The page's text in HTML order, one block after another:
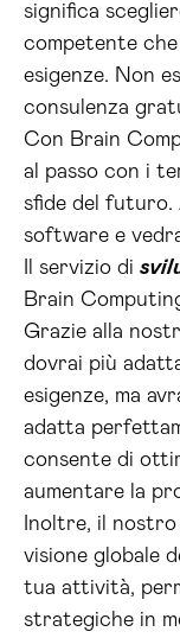
significa
competente
esigenze. Non
consulenza
Con Brain
al passo con i
sfide del futuro.
software e
Il servizio di
Brain
Grazie alla
dovrai più
esigenze, ma
adatta
consente di
aumentare la
Inoltre, il nostro
visione globale
tua attività,
strategiche in